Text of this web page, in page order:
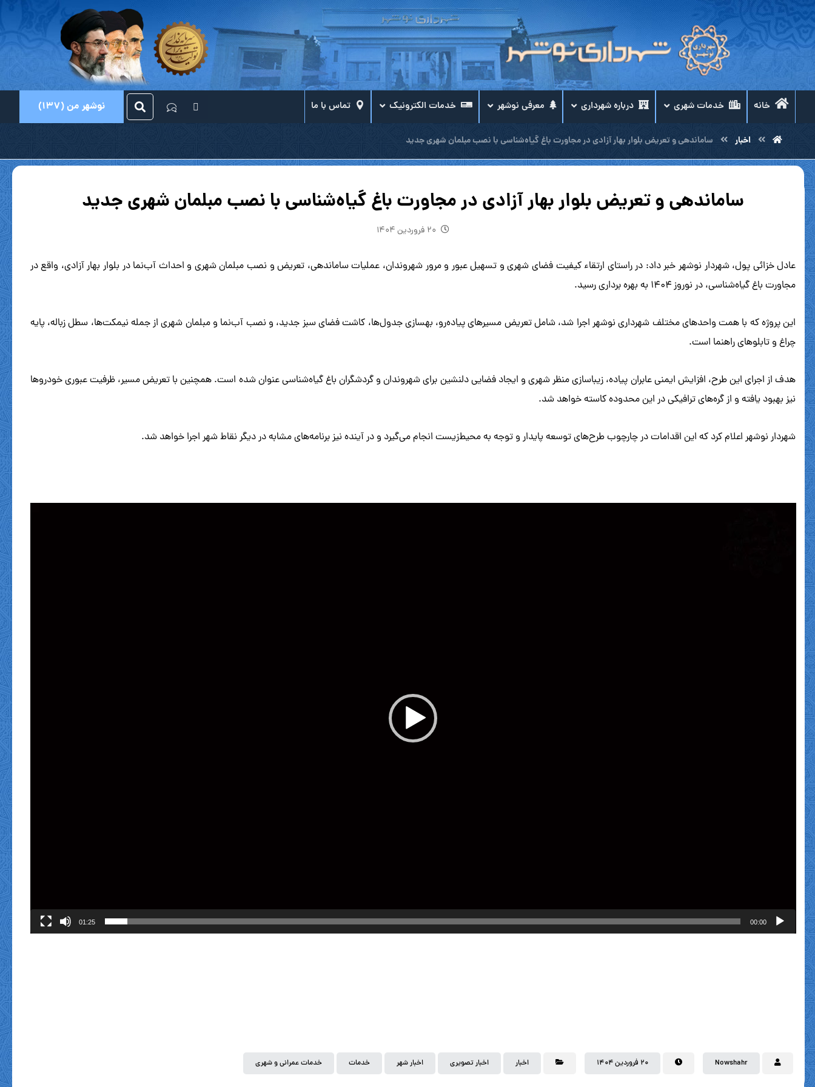
خانه خدمات شهری درباره شهرداری معرفی نوشهر خدمات الکترونیک تماس با ما نوشهر من (137)
اخبار ساماندهی و تعریض بلوار بهار آزادی در مجاورت باغ گیاه‌شناسی با نصب مبلمان شهری جدید
ساماندهی و تعریض بلوار بهار آزادی در مجاورت باغ گیاه‌شناسی با نصب مبلمان شهری جدید
۲۰ فروردین ۱۴۰۴
عادل خزائی پول، شهردار نوشهر خبر داد: در راستای ارتقاء کیفیت فضای شهری و تسهیل عبور و مرور شهروندان، عملیات ساماندهی، تعریض و نصب مبلمان شهری و احداث آب‌نما در بلوار بهار آزادی، واقع در
مجاورت باغ گیاه‌شناسی، در نوروز ۱۴۰۴ به بهره برداری رسید.
این پروژه که با همت واحدهای مختلف شهرداری نوشهر اجرا شد، شامل تعریض مسیرهای پیاده‌رو، بهسازی جدول‌ها، کاشت فضای سبز جدید، و نصب آب‌نما و مبلمان شهری از جمله نیمکت‌ها، سطل زباله، پایه
چراغ و تابلوهای راهنما است.
هدف از اجرای این طرح، افزایش ایمنی عابران پیاده، زیباسازی منظر شهری و ایجاد فضایی دلنشین برای شهروندان و گردشگران باغ گیاه‌شناسی عنوان شده است. همچنین با تعریض مسیر، ظرفیت عبوری خودروها
نیز بهبود یافته و از گره‌های ترافیکی در این محدوده کاسته خواهد شد.
شهردار نوشهر اعلام کرد که این اقدامات در چارچوب طرح‌های توسعه پایدار و توجه به محیط‌زیست انجام می‌گیرد و در آینده نیز برنامه‌های مشابه در دیگر نقاط شهر اجرا خواهد شد.
00:00
01:25
Nowshahr ۲۰ فروردین ۱۴۰۴ اخبار اخبار تصویری اخبار شهر خدمات خدمات عمرانی و شهری